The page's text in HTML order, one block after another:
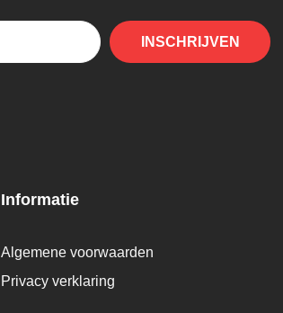
INSCHRIJVEN
Informatie
Algemene voorwaarden
Privacy verklaring